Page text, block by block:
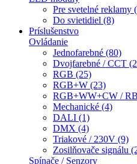
Pre svetelné reklamy
Do svietidiel (8)
Príslušenstvo
Ovládanie
Jednofarebné (80)
Dvojfarebné / CCT
RGB (25)
RGB+W (23)
RGB+WW+CW /
Mechanické (4)
DALI (1)
DMX (4)
Triakové / 230V (9)
Zosilňovače signálu
Spínače / Senzory